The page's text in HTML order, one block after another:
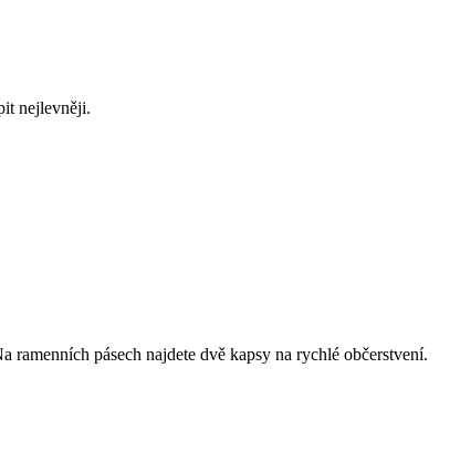
nejlevněji.
ramenních pásech najdete dvě kapsy na rychlé občerstvení.